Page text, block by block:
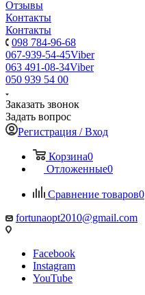
Отзывы
Контакты
Контакты
098 784-96-68
067-939-54-45Viber
063 491-08-34Viber
050 939 54 00
Заказать звонок
Задать вопрос
Регистрация / Вход
Корзина0
Отложенные0
Сравнение товаров0
fortunaopt2010@gmail.com
Facebook
Instagram
YouTube